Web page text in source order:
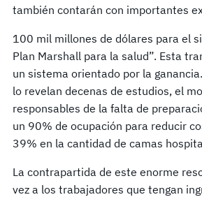
también contarán con importantes
100 mil millones de dólares para el
Plan Marshall para la salud”. Esta
un sistema orientado por la
lo revelan decenas de estudios, el
responsables de la falta de
un 90% de ocupación para reducir
39% en la cantidad de camas
La contrapartida de este enorme
vez a los trabajadores que tengan